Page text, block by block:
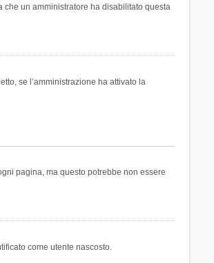
un amministratore ha disabilitato questa
se l’amministrazione ha attivato la
pagina, ma questo potrebbe non essere
come utente nascosto.